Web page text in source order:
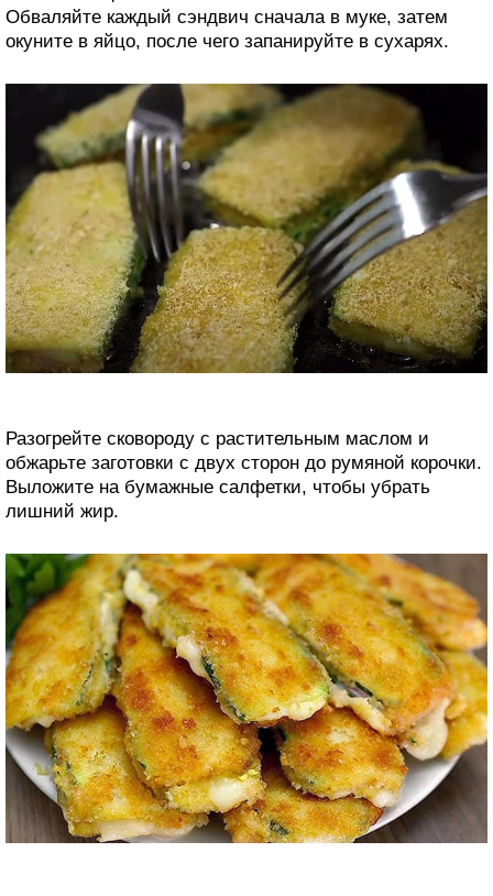
Обваляйте каждый сэндвич сначала в муке, затем
окуните в яйцо, после чего запанируйте в сухарях.
Разогрейте сковороду с растительным маслом и
обжарьте заготовки с двух сторон до румяной корочки.
Выложите на бумажные салфетки, чтобы убрать
лишний жир.